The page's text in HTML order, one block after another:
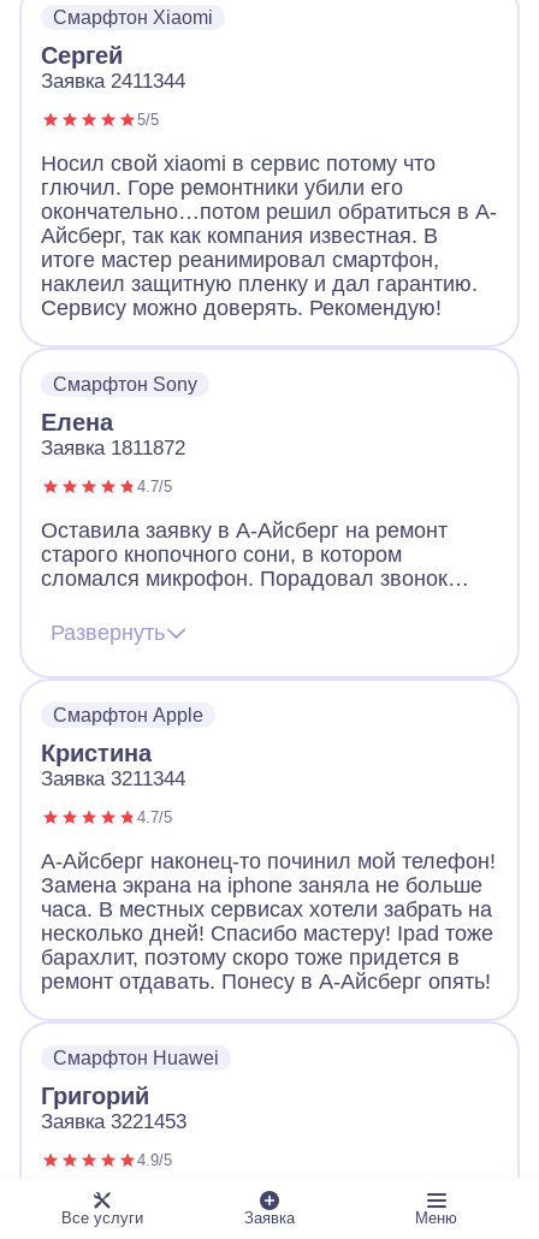
Смарфтон Xiaomi
Сергей
Заявка 2411344
5/5
Носил свой xiaomi в сервис потому что
глючил. Горе ремонтники убили его
окончательно…потом решил обратиться в А-
Айсберг, так как компания известная. В
итоге мастер реанимировал смартфон,
наклеил защитную пленку и дал гарантию.
Сервису можно доверять. Рекомендую!
Смарфтон Sony
Елена
Заявка 1811872
4.7/5
Оставила заявку в А-Айсберг на ремонт
старого кнопочного сони, в котором
сломался микрофон. Порадовал звонок
назначил мастера, договорились, что он
приедет вечером того же дня. Так и
случилось. Мастер разобрал телефон, что-
Большое спасибо!
Развернуть
Смарфтон Apple
Кристина
Заявка 3211344
4.7/5
А-Айсберг наконец-то починил мой телефон!
Замена экрана на iphone заняла не больше
часа. В местных сервисах хотели забрать на
несколько дней! Спасибо мастеру! Ipad тоже
барахлит, поэтому скоро тоже придется в
ремонт отдавать. Понесу в А-Айсберг опять!
Смарфтон Huawei
Григорий
Заявка 3221453
4.9/5
Обращался с неисправным телефоном в А-
Айсберг. Оператор вежливо выслушал и
Все услуги Заявка Меню